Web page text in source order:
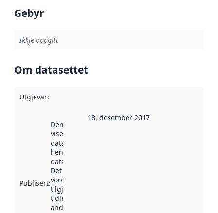
Gebyr
Ikkje oppgitt
Om datasettet
Utgjevar:
Publisert:
Denne datoen
viser når
datasettet vart
henta inn av
data.norge.no.
Det kan ha
vore
tilgjengeleg
tidlegare
andre stader.
18. desember 2017